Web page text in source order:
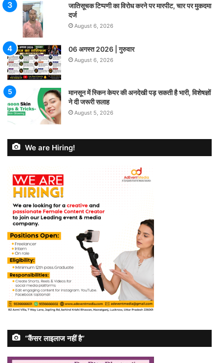
जातिसूचक टिप्पणी का विरोध करने पर मारपीट, चार पर मुकदमा
दर्ज
August 6, 2026
06 अगस्त 2026 | गुरुवार
August 6, 2026
मानसून में स्किन केयर की अनदेखी पड़ सकती है भारी, विशेषज्ञों
ने दी जरूरी सलाह
August 5, 2026
We are Hiring!
“कैंसर लाइलाज नहीं है”